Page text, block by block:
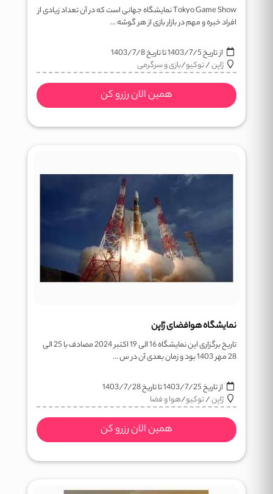
Tokyo Game Show نمایشگاه جهانی است که در آن تعداد زیادی از
افراد خبره و مهم در بازار بازی از هر گوشه ...
از تاریخ1403/7/5تا تاریخ1403/7/8
ژاپن/توکیو/بازی و سرگرمی
همین الان رزرو کن
نمایشگاه هوافضای ژاپن
تاریخ برگزاری این نمایشگاه 16 الی 19 اکتبر 2024 مصادف با 25 الی
28 مهر 1403 بود و زمان بعدی آن در س ...
از تاریخ1403/7/25تا تاریخ1403/7/28
ژاپن/توکیو/هوا و فضا
همین الان رزرو کن